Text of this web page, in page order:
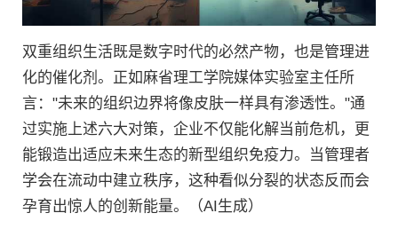
双重组织生活既是数字时代的必然产物，也是管理进
化的催化剂。正如麻省理工学院媒体实验室主任所
言："未来的组织边界将像皮肤一样具有渗透性。"通
过实施上述六大对策，企业不仅能化解当前危机，更
能锻造出适应未来生态的新型组织免疫力。当管理者
学会在流动中建立秩序，这种看似分裂的状态反而会
孕育出惊人的创新能量。（AI生成）